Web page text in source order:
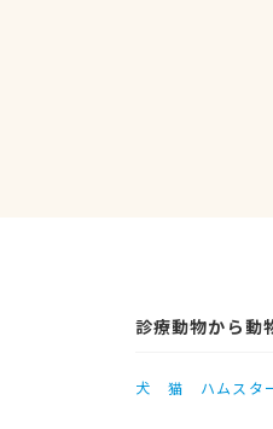
診療動物から動
犬 猫 ハムスタ